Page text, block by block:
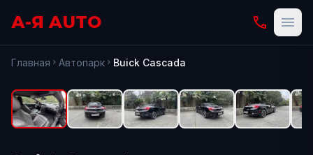
А-Я AUTO phone menu
Главная chevron_right Автопарк chevron_right Buick Cascada